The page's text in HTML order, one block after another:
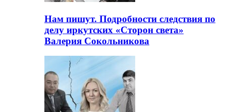
Нам пишут. Подробности следствия по
делу иркутских «Сторон света»
Валерия Сокольникова